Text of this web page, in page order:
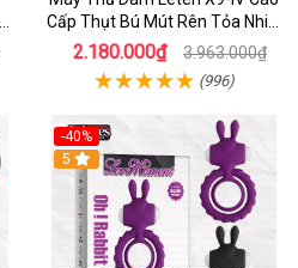
Cấp Thụt Bú Mút Rên Tỏa Nhiệt
Sạc Pin
2.180.000₫ 3.963.000₫
(996)
-40%
5